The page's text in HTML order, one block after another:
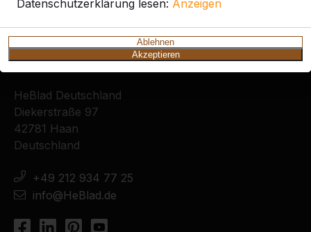
Datenschutzerklärung lesen: Anzeigen
Ablehnen
Akzeptieren
HeBlad Deutschland
Diekerstraße 97
42781 Haan
Deutschland
+49 212 934 77 25
info@HeBlad.de